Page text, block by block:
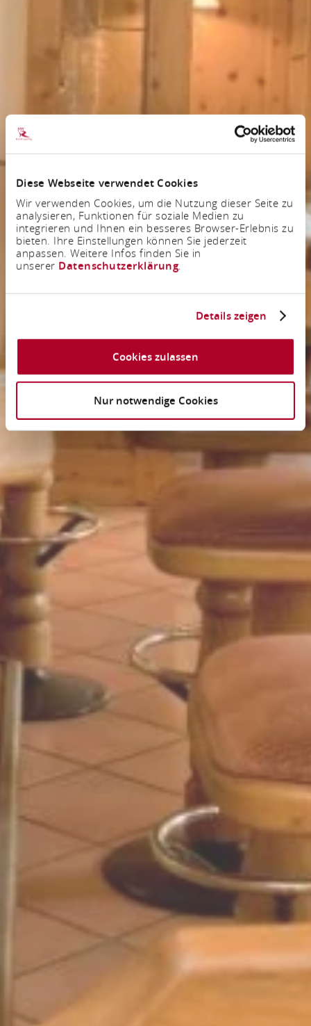
Diese Webseite verwendet Cookies
Wir verwenden Cookies, um die Nutzung dieser Seite zu
analysieren, Funktionen für soziale Medien zu
integrieren und Ihnen ein besseres Browser-Erlebnis zu
bieten. Ihre Einstellungen können Sie jederzeit
anpassen. Weitere Infos finden Sie in
unserer Datenschutzerklärung.
Details zeigen
Cookies zulassen
Nur notwendige Cookies